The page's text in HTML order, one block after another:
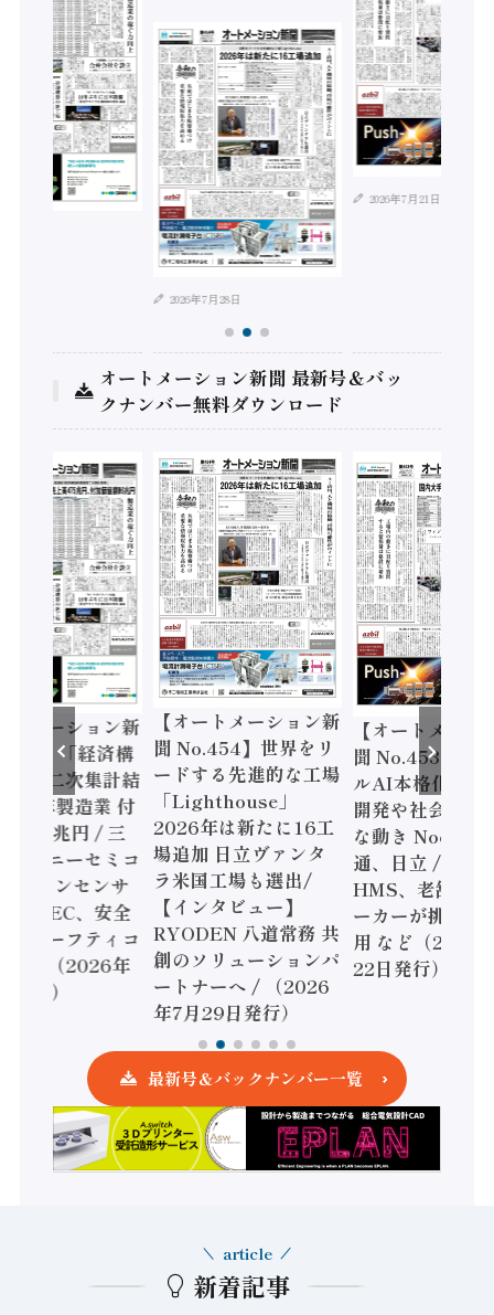
2026年7月28日
2026年7月21日
オートメーション新聞 最新号＆バッ
クナンバー無料ダウンロード
トメーション新
】「経済構
調査二次集計結
年製造業 付
額86兆円 / 三
とソニーセミコ
ジョンセンサ
/ IDEC、安全
すセーフティコ
ーラ（2026年
発行）
【オートメーション新
聞 No.454】世界をリ
ードする先進的な工場
「Lighthouse」
2026年は新たに16工
場追加 日立ヴァンタ
ラ米国工場も選出/
【インタビュー】
RYODEN 八道常務 共
創のソリューションパ
ートナーへ / （2026
年7月29日発行）
【オートメーシ
聞 No.453】フ
ルAI本格化へ
開発や社会実装
な動き Noetra
通、日立 / 兵神
HMS、老舗ポ
ーカーが挑むデ
用 など（2026
22日発行）
最新号＆バックナンバー一覧
新着記事
article